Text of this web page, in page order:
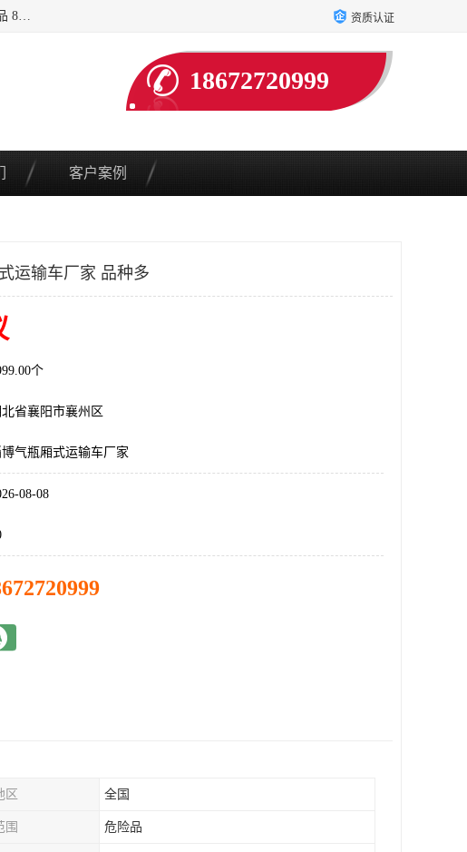
提供1——9类危险品运输车辆： 1类炸药雷管车 2类易燃气瓶车 3类易燃液体车 4类易燃固体车 6类毒性运输车 7类放射性物品 8类腐蚀性物品 9类杂项类物品 各类底盘，品种齐全。厂家直供，品质保证。 公告品种环保齐全，上牌无忧。 全国可送货上门，可分期，可*，可包牌。 详情可咨询: *（微信同号） 资质认证
18672720999
客户案例
运输车厂家 品种多
个
省襄阳市襄州区
气瓶厢式运输车厂家
08-08
区 全国
围 危险品